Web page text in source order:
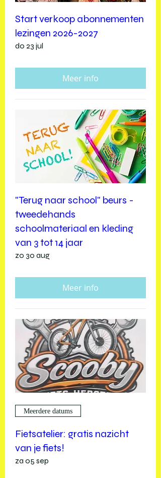
Start verkoop abonnementen
lezingen 2026-2027
do 23 jul
Meer info
"Terug naar school" beurs -
tweedehands
schoolmateriaal en kleding
van 3 tot 14 jaar
zo 30 aug
Meer info
Meerdere datums
Fietsatelier: gratis nazicht
van je fiets!
za 05 sep